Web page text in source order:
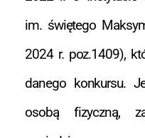
im. świętego
2024 r. poz.1409),
danego konkursu.
osobą fizyczną,